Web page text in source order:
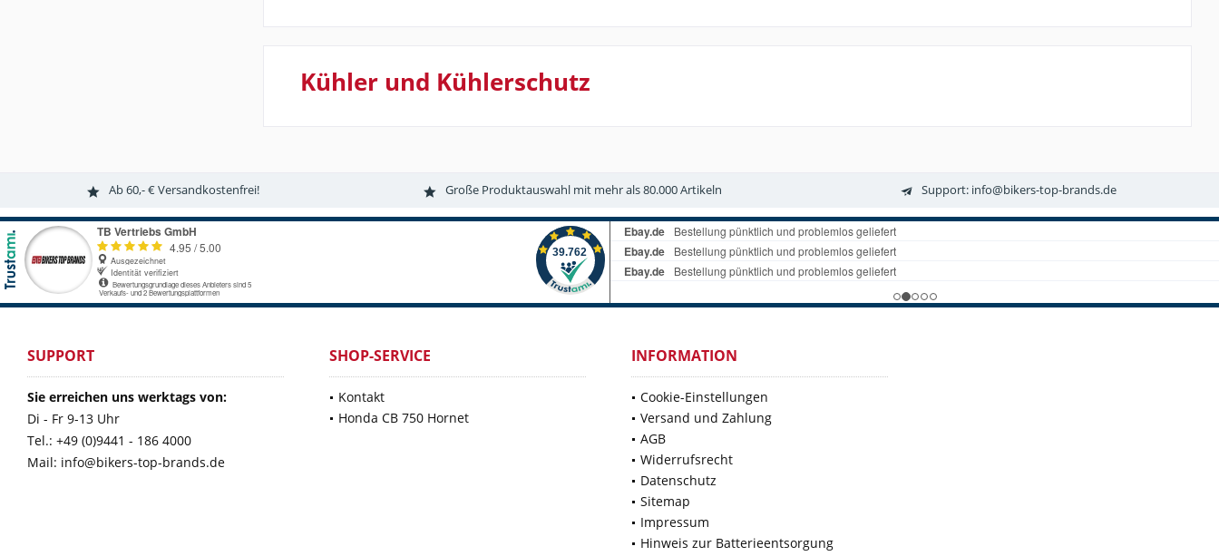
Kühler und Kühlerschutz
Ab 60,- € Versandkostenfrei! Große Produktauswahl mit mehr als 80.000 Artikeln Support: info@bikers-top-brands.de
SUPPORT
Sie erreichen uns werktags von:
Di - Fr 9-13 Uhr
Tel.: +49 (0)9441 - 186 4000
Mail: info@bikers-top-brands.de
SHOP-SERVICE
Kontakt
Honda CB 750 Hornet
INFORMATION
Cookie-Einstellungen
Versand und Zahlung
AGB
Widerrufsrecht
Datenschutz
Sitemap
Impressum
Hinweis zur Batterieentsorgung